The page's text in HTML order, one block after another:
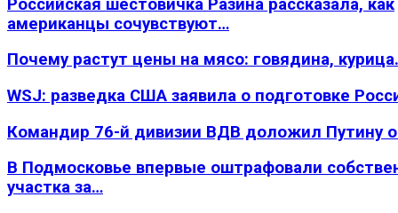
Российская шестовичка Разина рассказала, как
американцы сочувствуют…
Почему растут цены на мясо: говядина,
WSJ: разведка США заявила о подготовке
Командир 76-й дивизии ВДВ доложил Путину
В Подмосковье впервые оштрафовали
участка за…